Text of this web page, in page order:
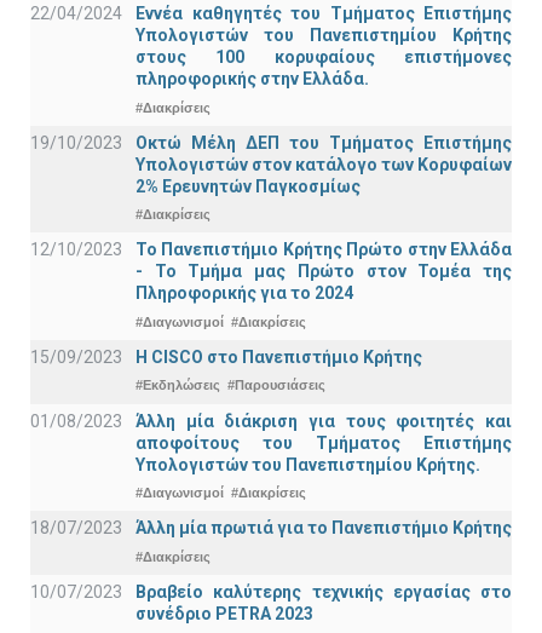
22/04/2024
Εννέα καθηγητές του Τμήματος Επιστήμης
Υπολογιστών του Πανεπιστημίου Κρήτης
στους 100 κορυφαίους επιστήμονες
πληροφορικής στην Ελλάδα.
#Διακρίσεις
19/10/2023
Οκτώ Μέλη ΔΕΠ του Τμήματος Επιστήμης
Υπολογιστών στον κατάλογο των Κορυφαίων
2% Ερευνητών Παγκοσμίως
#Διακρίσεις
12/10/2023
Το Πανεπιστήμιο Κρήτης Πρώτο στην Ελλάδα
- Το Τμήμα μας Πρώτο στον Τομέα της
Πληροφορικής για το 2024
#Διαγωνισμοί #Διακρίσεις
15/09/2023 Η CISCO στο Πανεπιστήμιο Κρήτης
#Εκδηλώσεις #Παρουσιάσεις
01/08/2023
Άλλη μία διάκριση για τους φοιτητές και
αποφοίτους του Τμήματος Επιστήμης
Υπολογιστών του Πανεπιστημίου Κρήτης.
#Διαγωνισμοί #Διακρίσεις
18/07/2023 Άλλη μία πρωτιά για το Πανεπιστήμιο Κρήτης
#Διακρίσεις
10/07/2023
Βραβείο καλύτερης τεχνικής εργασίας στο
συνέδριο PETRA 2023